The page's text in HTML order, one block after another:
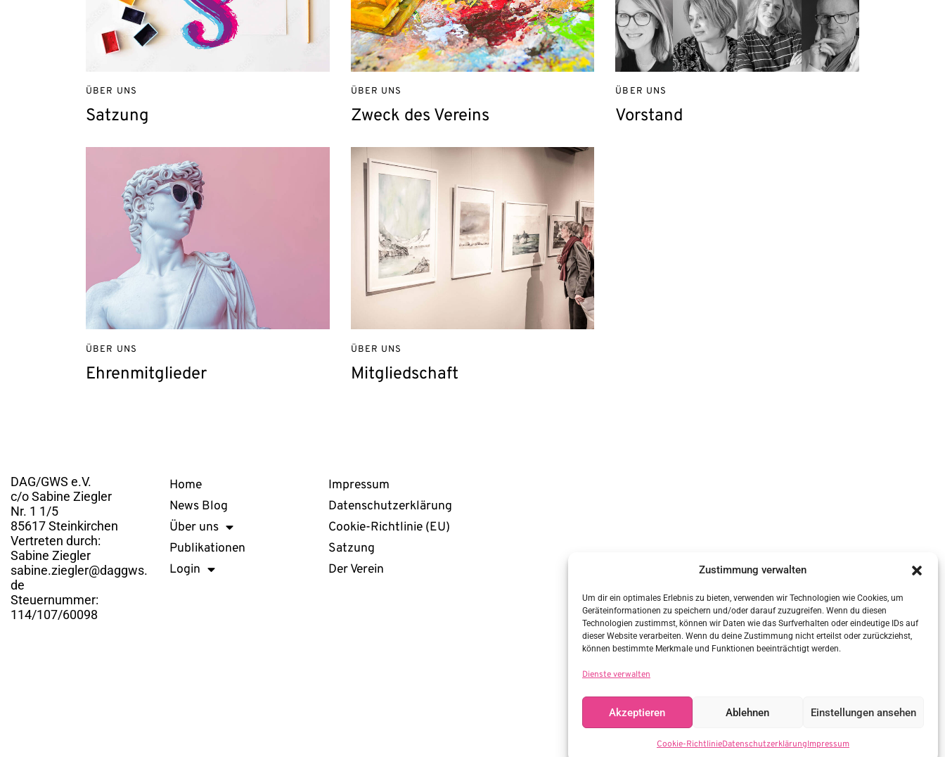
Zustimmung verwalten
Um dir ein optimales Erlebnis zu bieten, verwenden wir Technologien wie Cookies, um
Geräteinformationen zu speichern und/oder darauf zuzugreifen. Wenn du diesen
Technologien zustimmst, können wir Daten wie das Surfverhalten oder eindeutige IDs auf
dieser Website verarbeiten. Wenn du deine Zustimmung nicht erteilst oder zurückziehst,
können bestimmte Merkmale und Funktionen beeinträchtigt werden.
Dienste verwalten
Akzeptieren Ablehnen Einstellungen ansehen
Cookie-RichtlinieDatenschutzerklärungImpressum
Satzung
ÜBER UNS
Zweck des Vereins
ÜBER UNS
Vorstand
ÜBER UNS
Ehrenmitglieder
ÜBER UNS
Mitgliedschaft
ÜBER UNS
DAG/GWS e.V.
c/o Sabine Ziegler
Nr. 1 1/5
85617 Steinkirchen
Vertreten durch:
Sabine Ziegler
sabine.ziegler@daggws.
de
Steuernummer:
114/107/60098
Home
News Blog
Über uns
Publikationen
Login
Impressum
Datenschutzerklärung
Cookie-Richtlinie (EU)
Satzung
Der Verein